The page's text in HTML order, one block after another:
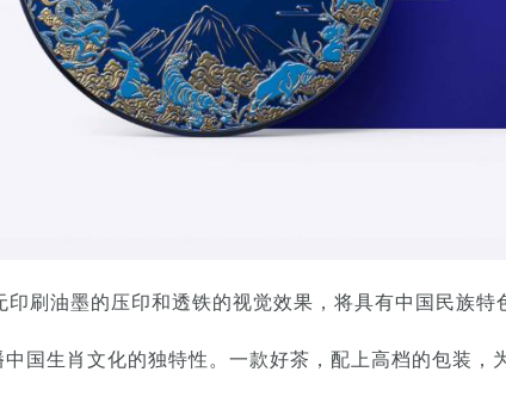
刷油墨的压印和透铁的视觉效果，将具有中国民族特
国生肖文化的独特性。一款好茶，配上高档的包装，